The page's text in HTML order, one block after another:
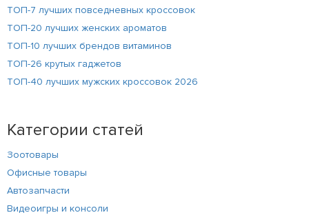
ТОП-7 лучших повседневных кроссовок
ТОП-20 лучших женских ароматов
ТОП-10 лучших брендов витаминов
ТОП-26 крутых гаджетов
ТОП-40 лучших мужских кроссовок 2026
Категории статей
Зоотовары
Офисные товары
Автозапчасти
Видеоигры и консоли